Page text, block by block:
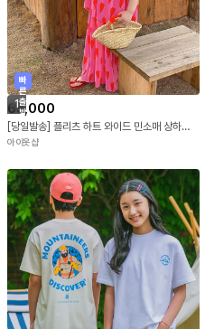
1
빠
른
출
발
65,000
[당일발송] 플리츠 하트 와이드 민소매 상하복 세트 R8624
아이옷샵